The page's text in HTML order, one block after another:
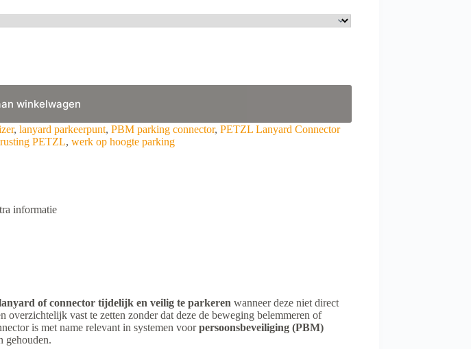
winkelwagen
, lanyard parkeerpunt, PBM parking connector, PETZL Lanyard Connector
PETZL, werk op hoogte parking
informatie
of connector tijdelijk en veilig te parkeren wanneer deze niet direct
vast te zetten zonder dat deze de beweging belemmeren of
is met name relevant in systemen voorpersoonsbeveiliging (PBM)
gehouden.